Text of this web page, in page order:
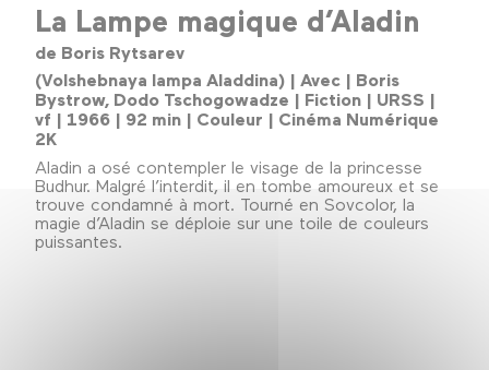
La Lampe magique d’Aladin
de Boris Rytsarev
(Volshebnaya lampa Aladdina) | Avec | Boris
Bystrow, Dodo Tschogowadze | Fiction | URSS |
vf | 1966 | 92 min | Couleur | Cinéma Numérique
2K
Aladin a osé contempler le visage de la princesse
Budhur. Malgré l’interdit, il en tombe amoureux et se
trouve condamné à mort. Tourné en Sovcolor, la
magie d’Aladin se déploie sur une toile de couleurs
puissantes.